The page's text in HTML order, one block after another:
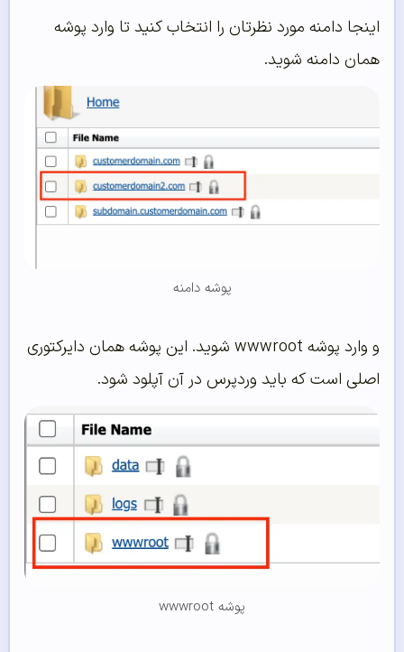
اینجا دامنه مورد نظرتان را انتخاب کنید تا وارد پوشه
همان دامنه شوید.
پوشه دامنه
و وارد پوشه wwwroot شوید. این پوشه همان دایرکتوری
اصلی است که باید وردپرس در آن آپلود شود.
پوشه wwwroot